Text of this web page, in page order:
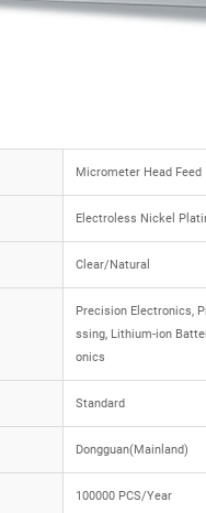
Micrometer Head Feed
Electroless Nickel
Clear/Natural
Precision Electronics,
ssing, Lithium-ion
onics
Standard
Dongguan(Mainland)
100000 PCS/Year